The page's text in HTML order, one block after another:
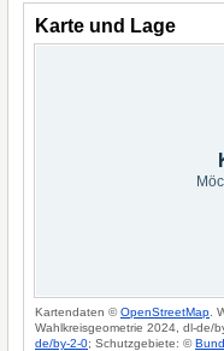
Karte und Lage
Kartendaten ©OpenStreetMap .
Wahlkreisgeometrie 2024, dl-de/
de/by-2-0; Schutzgebiete: ©